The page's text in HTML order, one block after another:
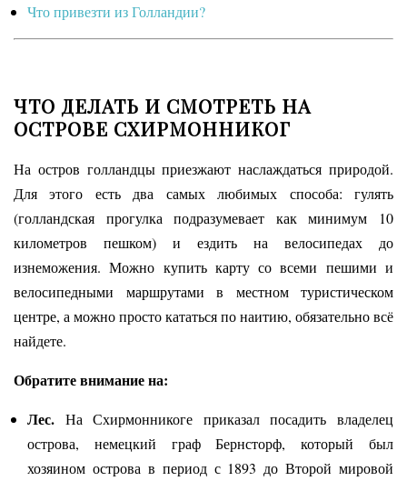
Что привезти из Голландии?
ЧТО ДЕЛАТЬ И СМОТРЕТЬ НА
ОСТРОВЕ СХИРМОННИКОГ
На остров голландцы приезжают наслаждаться природой.
Для этого есть два самых любимых способа: гулять
(голландская прогулка подразумевает как минимум 10
километров пешком) и ездить на велосипедах до
изнеможения. Можно купить карту со всеми пешими и
велосипедными маршрутами в местном туристическом
центре, а можно просто кататься по наитию, обязательно всё
найдете.
Обратите внимание на:
Лес. На Схирмонникоге приказал посадить владелец
острова, немецкий граф Бернсторф, который был
хозяином острова в период с 1893 до Второй мировой